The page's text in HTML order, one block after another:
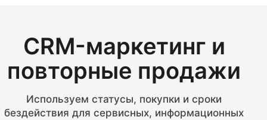
CRM-маркетинг и
повторные продажи
Используем статусы, покупки и сроки
бездействия для сервисных, информационных